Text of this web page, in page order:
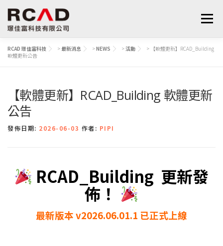
選單
最新消息
支援與學習 關於我們 聯絡我們 鋼筋學堂
RCAD 璟佳富科技 > 最新消息 >NEWS >活動 > 【軟體更新】RCAD_Building
軟體更新公告
【軟體更新】RCAD_Building 軟體更新
公告
發佈日期: 2026-06-03 作者: PIPI
RCAD_Building 更新發
佈！
最新版本 v2026.06.01.1 已正式上線